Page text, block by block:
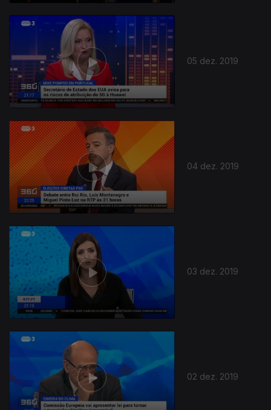
05 dez. 2019
04 dez. 2019
03 dez. 2019
02 dez. 2019